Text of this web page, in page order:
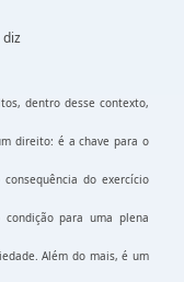
diz
dentro desse contexto,
direito: é a chave para o
do exercício
para uma plena
Além do mais, é um